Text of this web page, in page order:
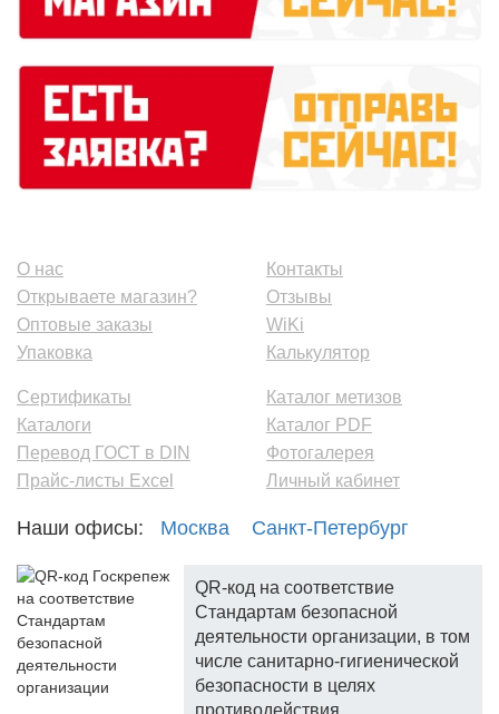
О нас
Открываете магазин?
Оптовые заказы
Упаковка
Контакты
Отзывы
WiKi
Калькулятор
Сертификаты
Каталоги
Перевод ГОСТ в DIN
Прайс-листы Excel
Каталог метизов
Каталог PDF
Фотогалерея
Личный кабинет
Наши офисы: Москва Санкт-Петербург
QR-код на соответствие
Стандартам безопасной
деятельности организации, в том
числе санитарно-гигиенической
безопасности в целях